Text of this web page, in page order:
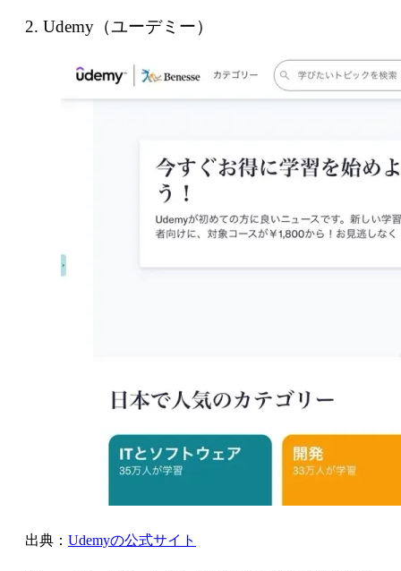
2. Udemy（ユーデミー）
出典： Udemyの公式サイト